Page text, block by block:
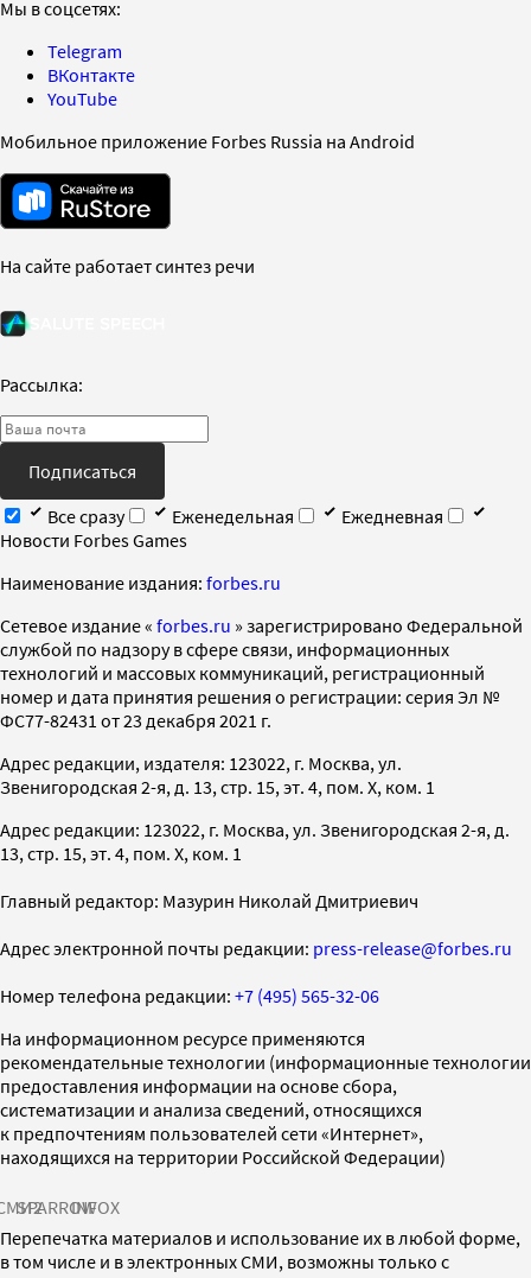
Мы в соцсетях:
Telegram
ВКонтакте
YouTube
Мобильное приложение Forbes Russia на Android
На сайте работает синтез речи
Рассылка:
Подписаться
Все сразу
Еженедельная
Ежедневная
Новости Forbes Games
Наименование издания: forbes.ru
Cетевое издание « forbes.ru » зарегистрировано Федеральной
службой по надзору в сфере связи, информационных
технологий и массовых коммуникаций, регистрационный
номер и дата принятия решения о регистрации: серия Эл №
ФС77-82431 от 23 декабря 2021 г.
Адрес редакции, издателя: 123022, г. Москва, ул.
Звенигородская 2-я, д. 13, стр. 15, эт. 4, пом. X, ком. 1
Адрес редакции: 123022, г. Москва, ул. Звенигородская 2-я, д.
13, стр. 15, эт. 4, пом. X, ком. 1
Главный редактор: Мазурин Николай Дмитриевич
Адрес электронной почты редакции: press-release@forbes.ru
Номер телефона редакции: +7 (495) 565-32-06
На информационном ресурсе применяются
рекомендательные технологии (информационные технологии
предоставления информации на основе сбора,
систематизации и анализа сведений, относящихся
к предпочтениям пользователей сети «Интернет»,
находящихся на территории Российской Федерации)
SPARROWINFOX
Перепечатка материалов и использование их в любой форме,
в том числе и в электронных СМИ, возможны только с